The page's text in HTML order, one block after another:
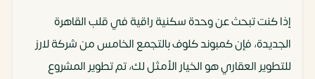
إذا كنت تبحث عن وحدة سكنية راقية في قلب القاهرة
الجديدة، فإن كمبوند كلوف بالتجمع الخامس من شركة لارز
للتطوير العقاري هو الخيار الأمثل لك، تم تطوير المشروع